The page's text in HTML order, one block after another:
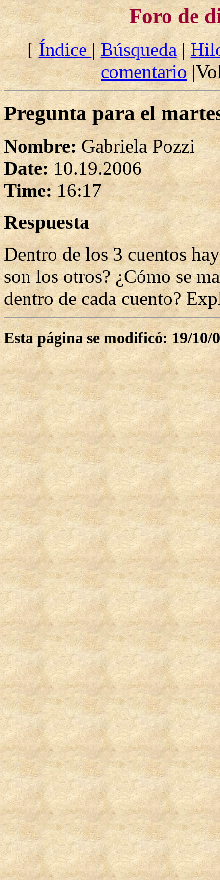
Foro de
[Índice|Búsqueda|
comentario
Pregunta para el
Nombre:Gabriela Pozzi
Date:10.19.2006
Time:16:17
Respuesta
Dentro de los 3 cuentos
son los otros? ¿Cómo se
dentro de cada cuento?
Esta página se modificó: 19/10/